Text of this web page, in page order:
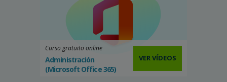
Curso gratuito online
Administración
(Microsoft Office 365)
VER VÍDEOS